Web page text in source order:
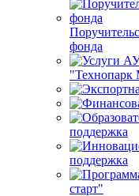
фонда
"Технопарк
поддержка
поддержка
старт"